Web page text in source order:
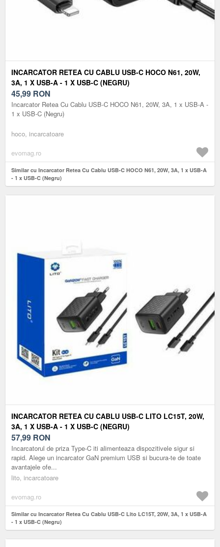
INCARCATOR RETEA CU CABLU USB-C HOCO N61, 20W,
3A, 1 X USB-A - 1 X USB-C (NEGRU)
45,99 RON
Incarcator Retea Cu Cablu USB-C HOCO N61, 20W, 3A, 1 x USB-A -
1 x USB-C (Negru)
hoco, incarcatoare
evomag.ro
Similar cu Incarcator Retea Cu Cablu USB-C HOCO N61, 20W, 3A, 1 x USB-A
- 1 x USB-C (Negru)
INCARCATOR RETEA CU CABLU USB-C LITO LC15T, 20W,
3A, 1 X USB-A - 1 X USB-C (NEGRU)
57,99 RON
Incarcatorul de priza Type-C iti alimenteaza dispozitivele sigur si
rapid. Alege un incarcator GaN premium USB si bucura-te de toate
avantajele ofe...
lito, incarcatoare
evomag.ro
Similar cu Incarcator Retea Cu Cablu USB-C Lito LC15T, 20W, 3A, 1 x USB-A
- 1 x USB-C (Negru)